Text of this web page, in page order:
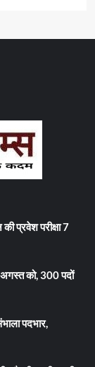
प्रवेश परीक्षा 7
को, 300 पदों
पदभार,